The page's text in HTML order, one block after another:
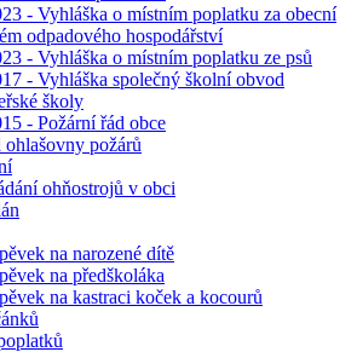
- Vyhláška o místním poplatku za obecní
odpadového hospodářství
- Vyhláška o místním poplatku ze psů
- Vyhláška společný školní obvod
školy
- Požární řád obce
ohlašovny požárů
ohňostrojů v obci
na narozené dítě
na předškoláka
na kastraci koček a kocourů